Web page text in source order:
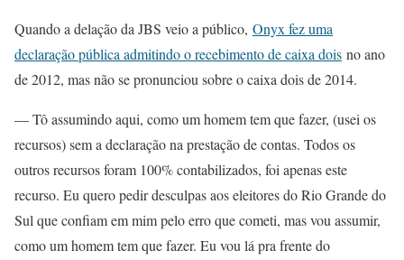
Quando a delação da JBS veio a público, Onyx fez uma
declaração pública admitindo o recebimento de caixa dois no ano
de 2012, mas não se pronunciou sobre o caixa dois de 2014.
— Tô assumindo aqui, como um homem tem que fazer, (usei os
recursos) sem a declaração na prestação de contas. Todos os
outros recursos foram 100% contabilizados, foi apenas este
recurso. Eu quero pedir desculpas aos eleitores do Rio Grande do
Sul que confiam em mim pelo erro que cometi, mas vou assumir,
como um homem tem que fazer. Eu vou lá pra frente do